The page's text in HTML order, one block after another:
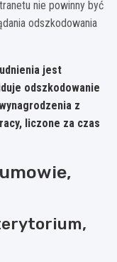
nie powinny być
odszkodowania
jest
odszkodowanie
z
liczone za czas